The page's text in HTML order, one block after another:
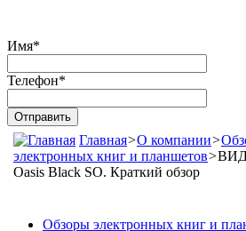
Имя*
Телефон*
Главная>О компании>
электронных книг и планшетов>
Oasis Black SO. Краткий обзор
Обзоры электронных книг и